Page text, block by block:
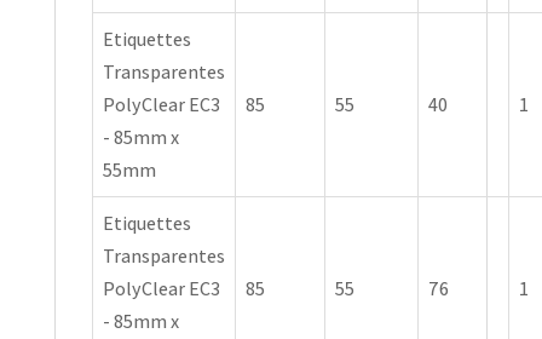
Etiquettes
Transparentes
PolyClear EC3
- 85mm x
55mm
85 55 40 1
Etiquettes
Transparentes
PolyClear EC3
- 85mm x
85 55 76 1